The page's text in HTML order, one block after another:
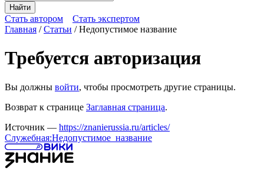
Найти
Стать автором Стать экспертом
Главная /Статьи /Недопустимое название
Требуется авторизация
Вы должны войти, чтобы просмотреть другие страницы.
Возврат к странице Заглавная страница.
Источник — https://znanierussia.ru/articles/
Служебная:Недопустимое_название